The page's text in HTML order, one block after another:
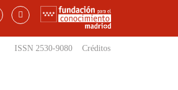
ISSN 2530-9080 Créditos